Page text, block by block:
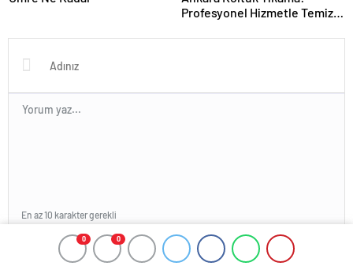
0 0
Profesyonel Hizmetle Temiz
Gönder
En az 10 karakter gerekli